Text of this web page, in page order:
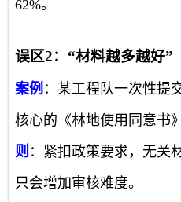
62%。
误区2：“材料越多越好”
案例 ：某工程队一次性提
核心的《林地使用同意书
则 ：紧扣政策要求，无关
只会增加审核难度。